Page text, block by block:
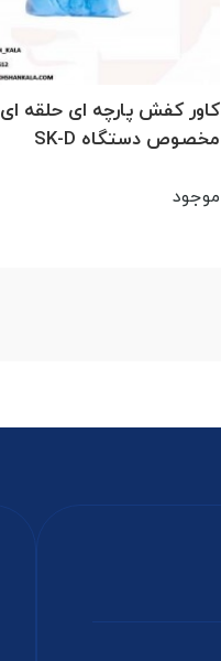
کاور کفش پارچه ای حلقه ای
مخصوص دستگاه SK-D
موجود